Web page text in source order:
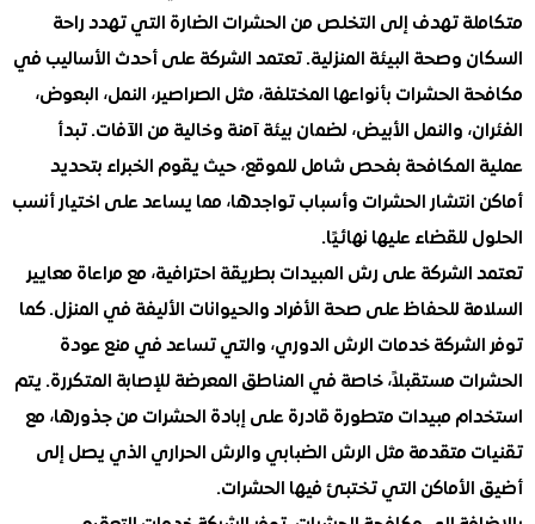
تهدف إلى التخلص من الحشرات الضارة التي تهدد راحة
وصحة البيئة المنزلية. تعتمد الشركة على أحدث الأساليب في
الحشرات بأنواعها المختلفة، مثل الصراصير، النمل، البعوض،
والنمل الأبيض، لضمان بيئة آمنة وخالية من الآفات. تبدأ
بفحص شامل للموقع، حيث يقوم الخبراء بتحديد
الحشرات وأسباب تواجدها، مما يساعد على اختيار أنسب
عليها نهائيًا.
على رش المبيدات بطريقة احترافية، مع مراعاة معايير
للحفاظ على صحة الأفراد والحيوانات الأليفة في المنزل. كما
خدمات الرش الدوري، والتي تساعد في منع عودة
مستقبلاً، خاصة في المناطق المعرضة للإصابة المتكررة. يتم
مبيدات متطورة قادرة على إبادة الحشرات من جذورها، مع
متقدمة مثل الرش الضبابي والرش الحراري الذي يصل إلى
التي تختبئ فيها الحشرات.